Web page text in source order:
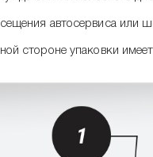
автосервиса или
стороне упаковки